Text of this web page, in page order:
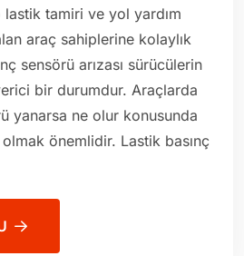
tamiri ve yol yardım
araç sahiplerine kolaylık
sensörü arızası sürücülerin
bir durumdur. Araçlarda
yanarsa ne olur konusunda
önemlidir. Lastik basınç